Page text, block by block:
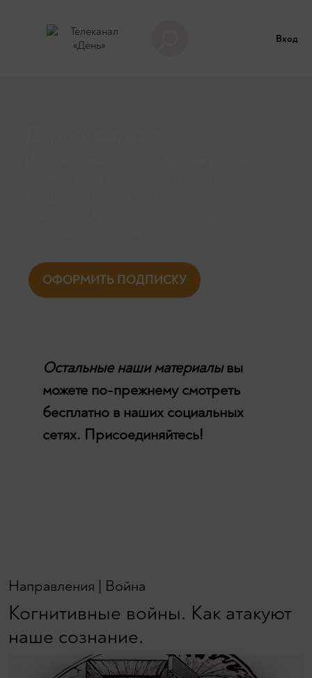
Вход
ОФОРМИТЬ ПОДПИСКУ
Остальные наши материалывы
можете по-прежнему смотреть
бесплатно в наших социальных
сетях. Присоединяйтесь!
Направления Война
Когнитивные войны. Как атакуют
наше сознание.